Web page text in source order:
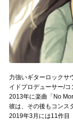
ログイン
LINK
muevoクラウド
muevoコミュニ
ぶいクラ！by
力強いギターロックサ
イドプロデューサー/コ
2013年に楽曲「No
彼は、その後もコンス
2019年3月には11作目